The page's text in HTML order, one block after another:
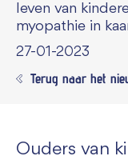
leven van
myopathie in
27-01-2023
Terug naar het
Ouders van